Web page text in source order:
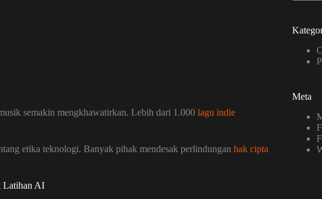
semakin mengkhawatirkan. Lebih dari 1.000 lagu indie
etika teknologi. Banyak pihak mendesak perlindungan hak cipta
Latihan AI
Meta